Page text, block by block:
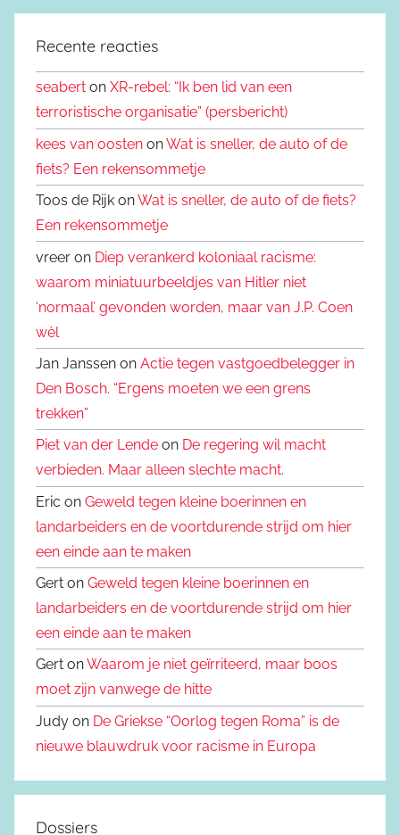
Recente reacties
seabert on XR-rebel: “Ik ben lid van een
terroristische organisatie” (persbericht)
kees van oosten onWat is sneller, de auto of de
fiets? Een rekensommetje
Toos de Rijk onWat is sneller, de auto of de fiets?
Een rekensommetje
vreer on Diep verankerd koloniaal racisme:
waarom miniatuurbeeldjes van Hitler niet
‘normaal’ gevonden worden, maar van J.P. Coen
wèl
Jan Janssen on Actie tegen vastgoedbelegger in
Den Bosch. “Ergens moeten we een grens
trekken”
Piet van der Lende on De regering wil macht
verbieden. Maar alleen slechte macht.
Eric on Geweld tegen kleine boerinnen en
landarbeiders en de voortdurende strijd om hier
een einde aan te maken
Gert on Geweld tegen kleine boerinnen en
landarbeiders en de voortdurende strijd om hier
een einde aan te maken
Gert onWaarom je niet geïrriteerd, maar boos
moet zijn vanwege de hitte
Judy on De Griekse “Oorlog tegen Roma” is de
nieuwe blauwdruk voor racisme in Europa
Dossiers